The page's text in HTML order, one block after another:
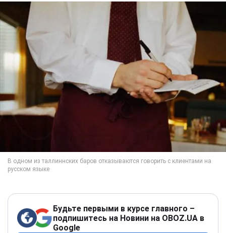
Будьте первыми в курсе главного –
подпишитесь на Новини на OBOZ.UA в
Google